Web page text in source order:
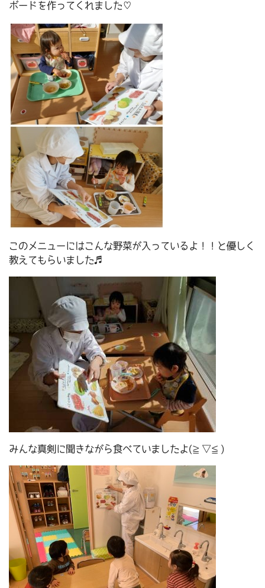
ボードを作ってくれました♡
このメニューにはこんな野菜が入っているよ！！と優しく
教えてもらいました♬
みんな真剣に聞きながら食べていましたよ(≧▽≦)